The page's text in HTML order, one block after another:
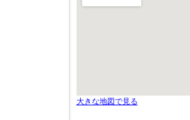
大きな地図で見る